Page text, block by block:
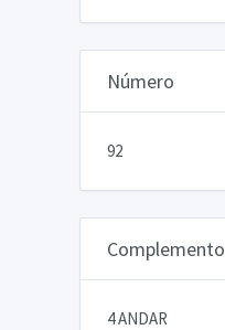
Número
92
Complemento
4 ANDAR